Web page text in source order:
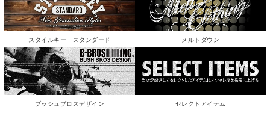
スタイルキー スタンダード メルトダウン
ブッシュブロスデザイン セレクトアイテム